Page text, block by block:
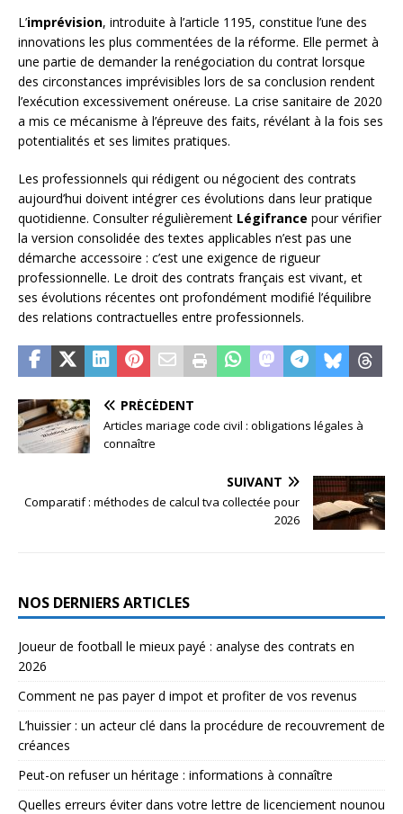
L’imprévision, introduite à l’article 1195, constitue l’une des
innovations les plus commentées de la réforme. Elle permet à
une partie de demander la renégociation du contrat lorsque
des circonstances imprévisibles lors de sa conclusion rendent
l’exécution excessivement onéreuse. La crise sanitaire de 2020
a mis ce mécanisme à l’épreuve des faits, révélant à la fois ses
potentialités et ses limites pratiques.
Les professionnels qui rédigent ou négocient des contrats
aujourd’hui doivent intégrer ces évolutions dans leur pratique
quotidienne. Consulter régulièrement Légifrance pour vérifier
la version consolidée des textes applicables n’est pas une
démarche accessoire : c’est une exigence de rigueur
professionnelle. Le droit des contrats français est vivant, et
ses évolutions récentes ont profondément modifié l’équilibre
des relations contractuelles entre professionnels.
PRÉCÉDENT
Articles mariage code civil : obligations légales à
connaître
SUIVANT
Comparatif : méthodes de calcul tva collectée pour
2026
NOS DERNIERS ARTICLES
Joueur de football le mieux payé : analyse des contrats en
2026
Comment ne pas payer d impot et profiter de vos revenus
L’huissier : un acteur clé dans la procédure de recouvrement de
créances
Peut-on refuser un héritage : informations à connaître
Quelles erreurs éviter dans votre lettre de licenciement nounou